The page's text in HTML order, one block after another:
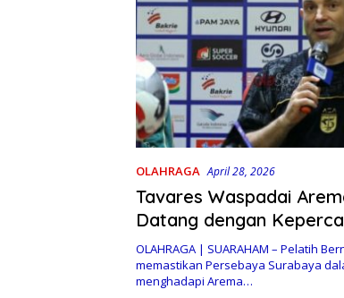
OLAHRAGA April 28, 2026
Tavares Waspadai
Datang dengan
OLAHRAGA | SUARAHAM – Pelatih
memastikan Persebaya Surabaya
menghadapi Arema…